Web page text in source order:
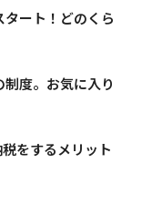
タート！どのくら
度。お気に入り
をするメリット